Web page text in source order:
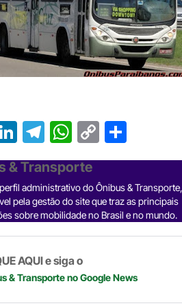
Li
n
ke
dI
n
T
el
e
gr
a
m
W
h
at
s
A
p
p
C
o
p
y
Li
n
h
e
& Transporte
administrativo do Ônibus & Transporte,
pela gestão do site que traz as principais
sobre mobilidade no Brasil e no mundo.
AQUI e siga o
& Transporteno Google News